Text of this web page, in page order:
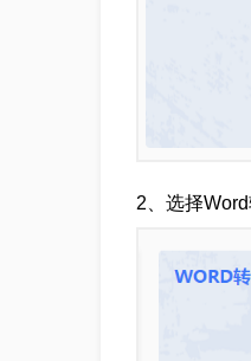
2、选择